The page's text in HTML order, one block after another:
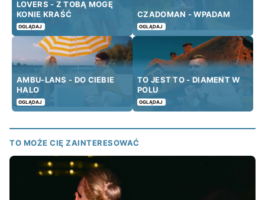
LOVERS - Z TOBĄ MOGĘ
KONIE KRAŚĆ
OGLĄDAJ
CZADOMAN - WPADAM
OGLĄDAJ
AMBU-LANS - DO CIEBIE
HALO
OGLĄDAJ
TO JEST TO - DIAMENT W
POLU
OGLĄDAJ
TO MOŻE CIĘ ZAINTERESOWAĆ